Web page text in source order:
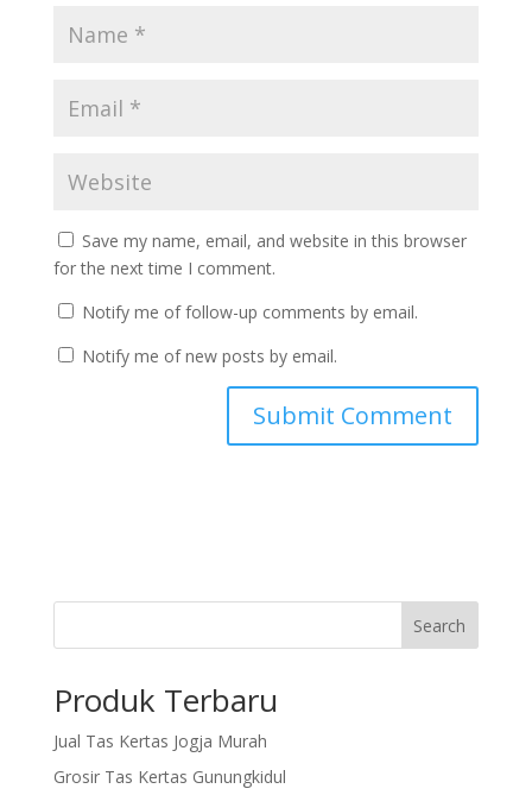
Save my name, email, and website in this browser
for the next time I comment.
Notify me of follow-up comments by email.
Notify me of new posts by email.
Search
Produk Terbaru
Jual Tas Kertas Jogja Murah
Grosir Tas Kertas Gunungkidul